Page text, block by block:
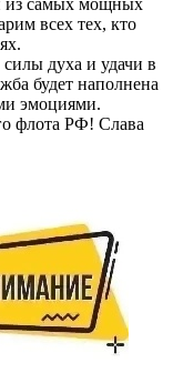
всех тех, кто
духа и удачи в
будет наполнена
эмоциями.
флота РФ! Слава